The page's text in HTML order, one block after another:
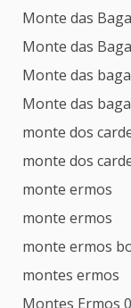
Monte das
Monte das
Monte das
Monte das
monte dos
monte dos
monte ermos
monte ermos
monte ermos
montes ermos
Montes Ermos